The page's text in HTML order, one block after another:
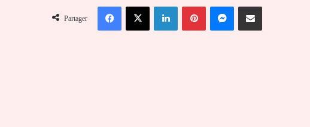
courriel
Partager
FacebookX LinkedinPinterestMessengerPartager par email